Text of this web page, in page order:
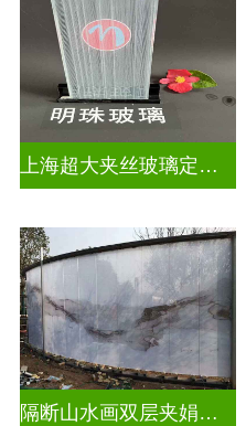
上海超大夹丝玻璃定制公司
隔断山水画双层夹娟玻璃